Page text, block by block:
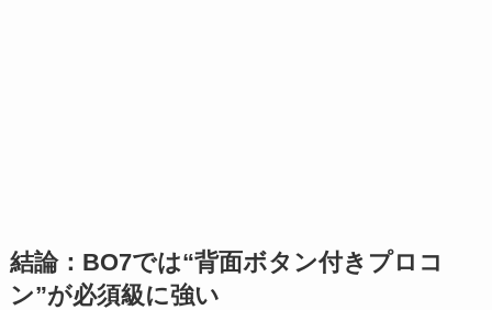
結論：BO7では“背面ボタン付きプロコ
ン”が必須級に強い